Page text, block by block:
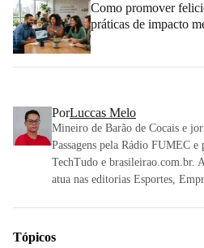
Como promover
práticas de impacto
PorLuccas Melo
Mineiro de Barão de Cocais e
Passagens pela Rádio FUMEC e
TechTudo e brasileirao.com.br.
atua nas editorias Esportes,
Tópicos